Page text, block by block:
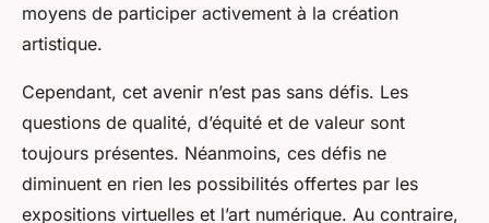
moyens de participer activement à la création
artistique.
Cependant, cet avenir n’est pas sans défis. Les
questions de qualité, d’équité et de valeur sont
toujours présentes. Néanmoins, ces défis ne
diminuent en rien les possibilités offertes par les
expositions virtuelles et l’art numérique. Au contraire,